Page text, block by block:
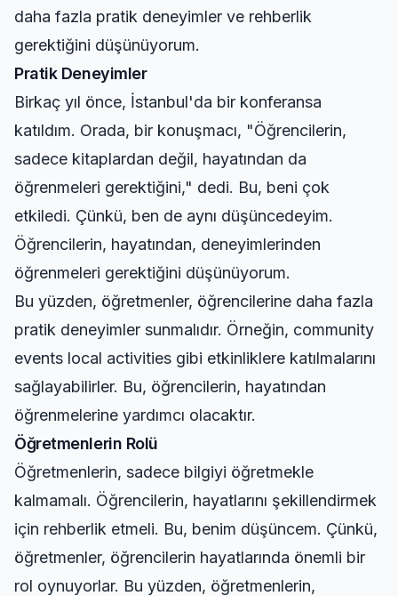
daha fazla pratik deneyimler ve rehberlik
gerektiğini düşünüyorum.
Pratik Deneyimler
Birkaç yıl önce, İstanbul'da bir konferansa
katıldım. Orada, bir konuşmacı, "Öğrencilerin,
sadece kitaplardan değil, hayatından da
öğrenmeleri gerektiğini," dedi. Bu, beni çok
etkiledi. Çünkü, ben de aynı düşüncedeyim.
Öğrencilerin, hayatından, deneyimlerinden
öğrenmeleri gerektiğini düşünüyorum.
Bu yüzden, öğretmenler, öğrencilerine daha fazla
pratik deneyimler sunmalıdır. Örneğin, community
events local activities gibi etkinliklere katılmalarını
sağlayabilirler. Bu, öğrencilerin, hayatından
öğrenmelerine yardımcı olacaktır.
Öğretmenlerin Rolü
Öğretmenlerin, sadece bilgiyi öğretmekle
kalmamalı. Öğrencilerin, hayatlarını şekillendirmek
için rehberlik etmeli. Bu, benim düşüncem. Çünkü,
öğretmenler, öğrencilerin hayatlarında önemli bir
rol oynuyorlar. Bu yüzden, öğretmenlerin,